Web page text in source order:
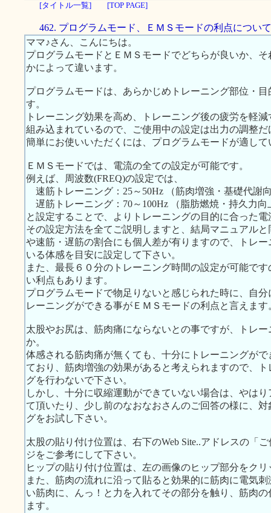
[タイトル一覧] [TOP PAGE]
462. プログラムモード、ＥＭＳモードの利点について
ママ♪さん、こんにちは。
プログラムモードとＥＭＳモードでどちらが良いか、
かによって違います。
プログラムモードは、あらかじめトレーニング部位・
す。
トレーニング効果を高め、トレーニング後の疲労を軽
組み込まれているので、ご使用中の設定は出力の調整だ
簡単にお使いいただくには、プログラムモードが適して
ＥＭＳモードでは、電流の全ての設定が可能です。
例えば、周波数(FREQ)の設定では、
速筋トレーニング：25～50Hz （筋肉増強・基礎代謝
遅筋トレーニング：70～100Hz （脂肪燃焼・持久力向
と設定することで、よりトレーニングの目的に合った
その設定方法を全てご説明しますと、結局マニュアル
や速筋・遅筋の割合にも個人差が有りますので、トレ
いる体感を目安に設定して下さい。
また、最長６０分のトレーニング時間の設定が可能で
い利点もあります。
プログラムモードで物足りないと感じられた時に、自
レーニングができる事がＥＭＳモードの利点と言えます
太股やお尻は、筋肉痛にならないとの事ですが、トレ
か。
体感される筋肉痛が無くても、十分にトレーニングが
ており、筋肉増強の効果があると考えられますので、
グを行わないで下さい。
しかし、十分に収縮運動ができていない場合は、やは
て頂いたり、少し前のなおなおさんのご回答の様に、
グをお試し下さい。
太股の貼り付け位置は、右下のWeb Site..アドレスの「
ジをご参考にして下さい。
ヒップの貼り付け位置は、左の画像のヒップ部分をク
また、筋肉の流れに沿って貼ると効果的に筋肉に電気
い筋肉に、んっ！と力を入れてその部分を触り、筋肉
ます。